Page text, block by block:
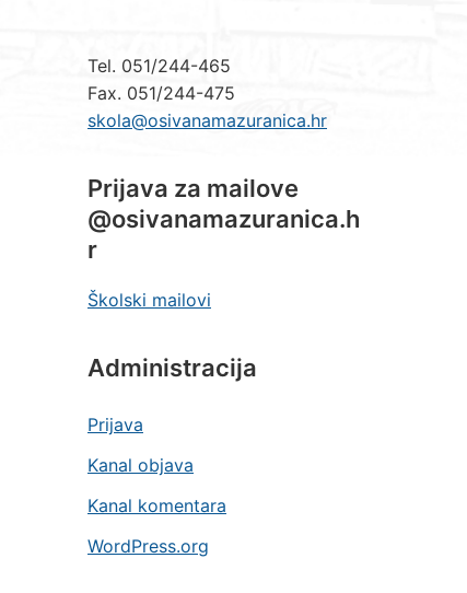
Tel. 051/244-465
Fax. 051/244-475
skola@osivanamazuranica.hr
Prijava za mailove
@osivanamazuranica.h
r
Školski mailovi
Administracija
Prijava
Kanal objava
Kanal komentara
WordPress.org